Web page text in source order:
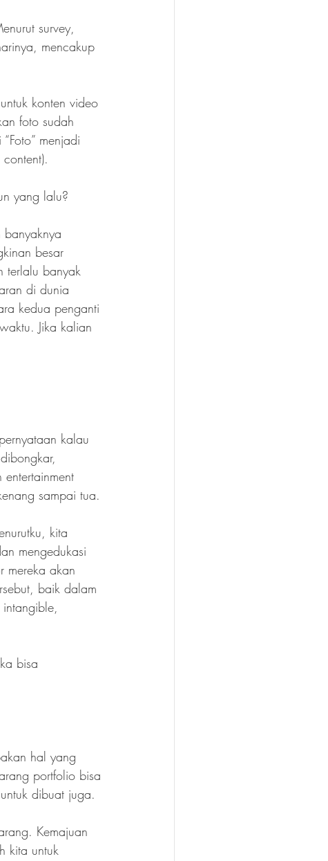
survey,
mencakup
konten video
foto sudah
menjadi
yang lalu?
besar
terlalu banyak
di dunia
kedua penganti
Jika kalian
kalau
sampai tua.
kita
mengedukasi
mereka akan
baik dalam
bisa
hal yang
portfolio bisa
dibuat juga.
Kemajuan
kita untuk